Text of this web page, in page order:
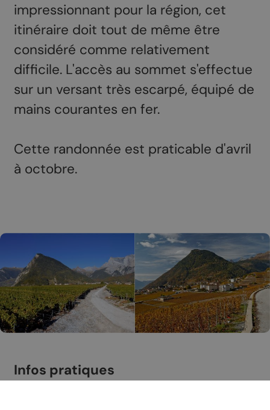
impressionnant pour la région, cet
itinéraire doit tout de même être
considéré comme relativement
difficile. L'accès au sommet s'effectue
sur un versant très escarpé, équipé de
mains courantes en fer.
Cette randonnée est praticable d'avril
à octobre.
Infos pratiques